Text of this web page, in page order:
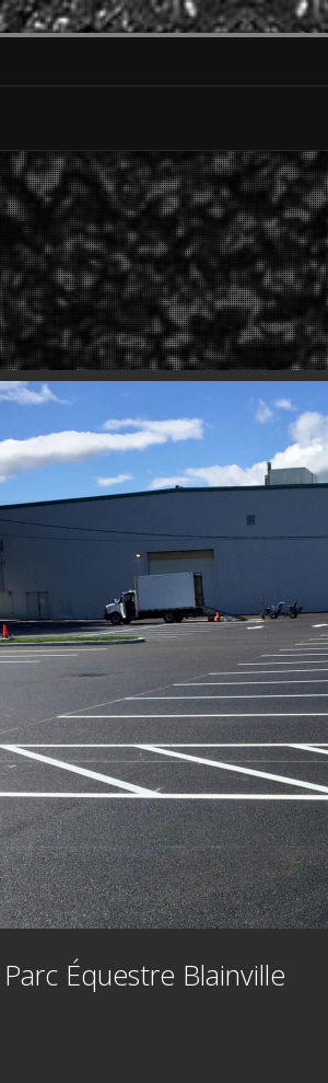
Équestre Blainville